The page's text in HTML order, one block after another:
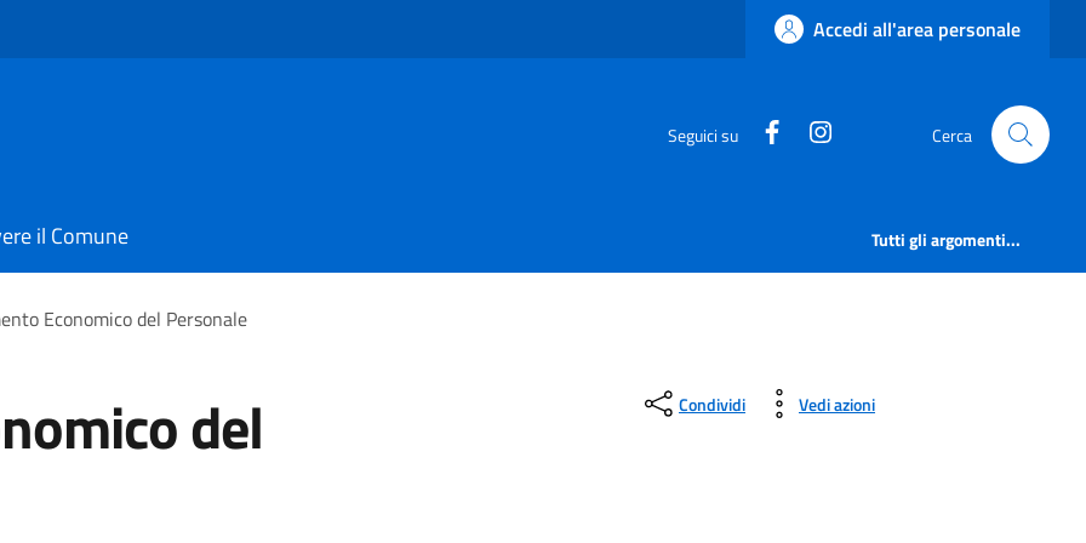
Accedi all'area personale
Seguici su https://www.facebook.com/
https:// Cerca
il Comune Tutti gli argomenti...
Economico del Personale
del Condividi Vedi azioni